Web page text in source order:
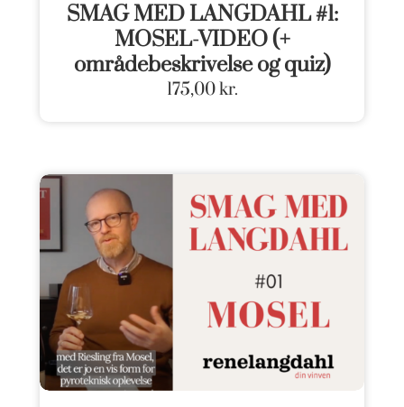
SMAG MED LANGDAHL #1:
MOSEL-VIDEO (+
områdebeskrivelse og quiz)
175,00kr.